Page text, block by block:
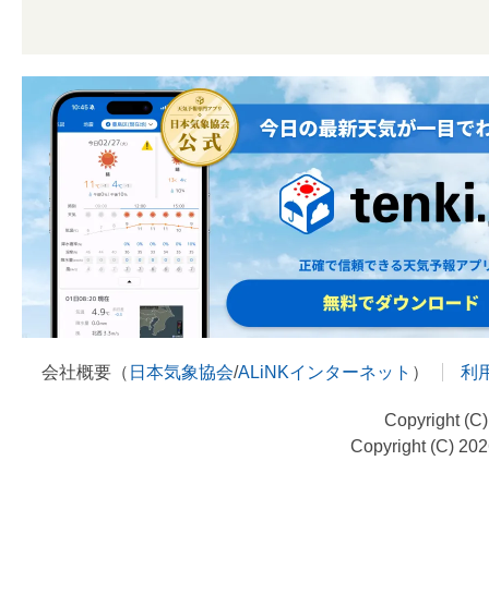
会社概要（ 日本気象協会/ALiNKインターネット ） 利
Copyright
Copyright (C)